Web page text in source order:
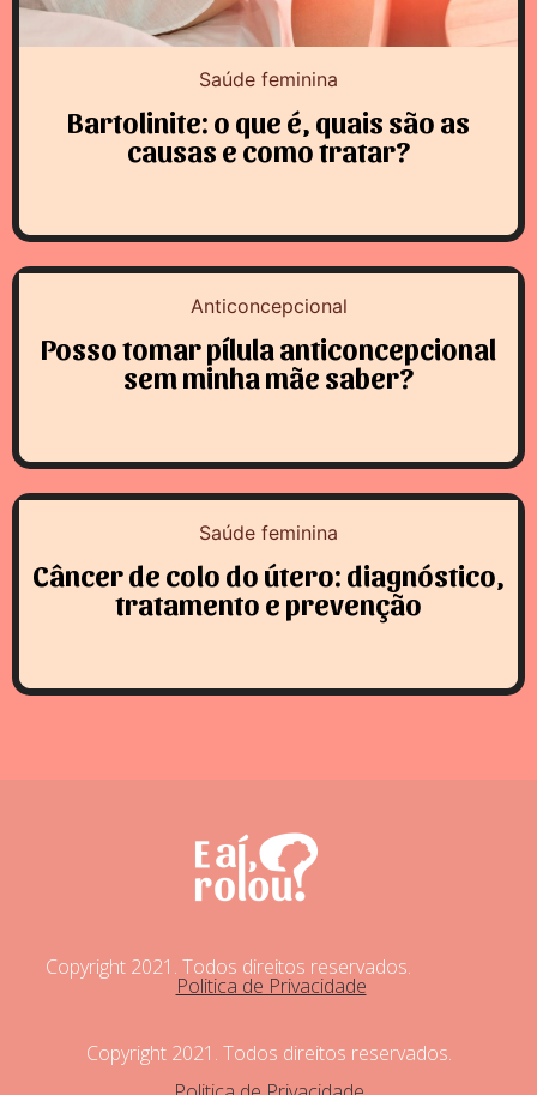
Saúde feminina
Bartolinite: o que é, quais são as
causas e como tratar?
Anticoncepcional
Posso tomar pílula anticoncepcional
sem minha mãe saber?
Saúde feminina
Câncer de colo do útero: diagnóstico,
tratamento e prevenção
Copyright 2021. Todos direitos reservados.
Politica de Privacidade
Copyright 2021. Todos direitos reservados.